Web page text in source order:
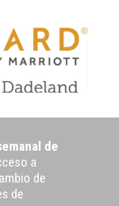
de
a
de
de